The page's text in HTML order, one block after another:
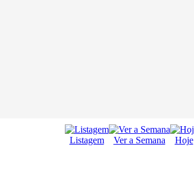
Listagem Ver a Semana Hoje